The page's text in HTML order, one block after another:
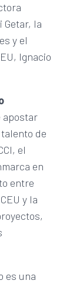
Getar, la
y el
Ignacio
apostar
de
el
en
entre
y la
es una